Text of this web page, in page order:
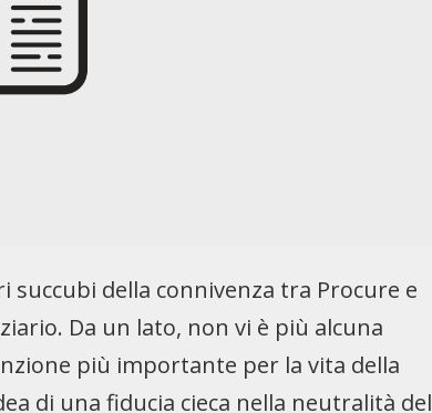
succubi della connivenza tra Procure e
Da un lato, non vi è più alcuna
più importante per la vita della
di una fiducia cieca nella neutralità del